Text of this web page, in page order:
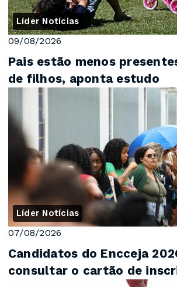
Líder Notícias
09/08/2026
Pais estão menos
de filhos, aponta estudo
Líder Notícias
07/08/2026
Candidatos do Encceja
consultar o cartão de